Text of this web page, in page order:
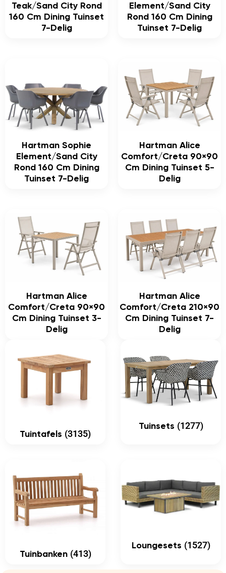
Teak/Sand City Rond
160 Cm Dining Tuinset
7-Delig
Element/Sand City
Rond 160 Cm Dining
Tuinset 7-Delig
Hartman Sophie
Element/Sand City
Rond 160 Cm Dining
Tuinset 7-Delig
Hartman Alice
Comfort/Creta 90×90
Cm Dining Tuinset 5-
Delig
Hartman Alice
Comfort/Creta 90×90
Cm Dining Tuinset 3-
Delig
Hartman Alice
Comfort/Creta 210×90
Cm Dining Tuinset 7-
Delig
Tuintafels (3135)
Tuinsets (1277)
Tuinbanken (413)
Loungesets (1527)